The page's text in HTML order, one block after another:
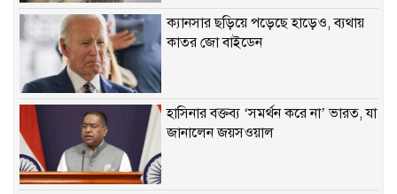
ক্যানসার ছড়িয়ে পড়েছে হাড়েও, ব্যথায়
কাতর জো বাইডেন
হাসিনার বক্তব্য ‘সমর্থন করে না’ ভারত, যা
জানালেন জয়সওয়াল